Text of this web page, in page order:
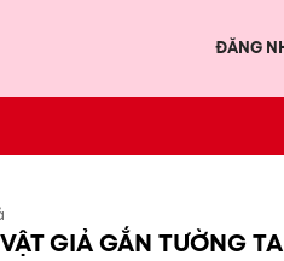
ĐĂNG
GIẢ GẮN TƯỜNG